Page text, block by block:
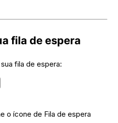
fila de espera
fila de espera:
o ícone de Fila de espera